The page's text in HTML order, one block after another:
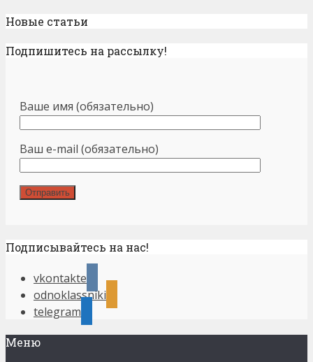
Новые статьи
Подпишитесь на рассылку!
Ваше имя (обязательно)
Ваш e-mail (обязательно)
Подписывайтесь на нас!
vkontakte
odnoklassniki
telegram
Меню